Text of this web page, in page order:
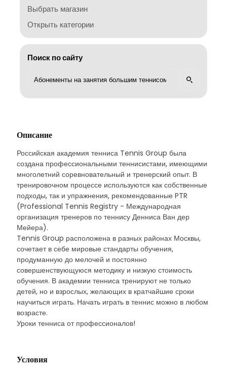
Выбрать магазин
Открыть категории
Поиск по сайту
Описание
Российская академия тенниса Tennis Group была
создана профессиональными теннисистами, имеющими
многолетний соревновательный и тренерский опыт. В
тренировочном процессе используются как собственные
подходы, так и упражнения, рекомендованные PTR
(Professional Tennis Registry - Международная
организация тренеров по теннису Денниса Ван дер
Мейера).
Tennis Group расположена в разных районах Москвы,
сочетает в себе мировые стандарты обучения,
продуманную до мелочей и постоянно
совершенствующуюся методику и низкую стоимость
обучения. В академии тенниса тренируют не только
детей, но и взрослых, желающих в кратчайшие сроки
научиться играть. Начать играть в теннис можно в любом
возрасте.
Уроки тенниса от профессионалов!
Условия